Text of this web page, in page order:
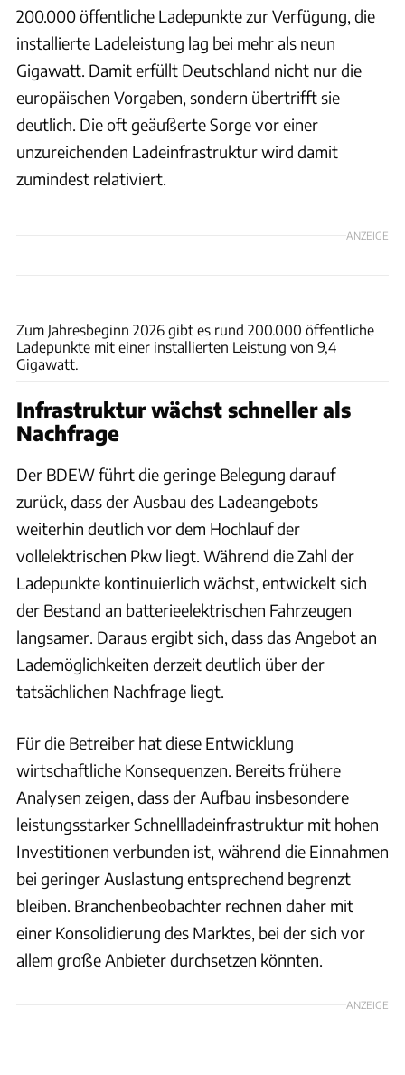
200.000 öffentliche Ladepunkte zur Verfügung, die
installierte Ladeleistung lag bei mehr als neun
Gigawatt. Damit erfüllt Deutschland nicht nur die
europäischen Vorgaben, sondern übertrifft sie
deutlich. Die oft geäußerte Sorge vor einer
unzureichenden Ladeinfrastruktur wird damit
zumindest relativiert.
ANZEIGE
Zum Jahresbeginn 2026 gibt es rund 200.000 öffentliche
Ladepunkte mit einer installierten Leistung von 9,4
Gigawatt.
Infrastruktur wächst schneller als
Nachfrage
Der BDEW führt die geringe Belegung darauf
zurück, dass der Ausbau des Ladeangebots
weiterhin deutlich vor dem Hochlauf der
vollelektrischen Pkw liegt. Während die Zahl der
Ladepunkte kontinuierlich wächst, entwickelt sich
der Bestand an batterieelektrischen Fahrzeugen
langsamer. Daraus ergibt sich, dass das Angebot an
Lademöglichkeiten derzeit deutlich über der
tatsächlichen Nachfrage liegt.
Für die Betreiber hat diese Entwicklung
wirtschaftliche Konsequenzen. Bereits frühere
Analysen zeigen, dass der Aufbau insbesondere
leistungsstarker Schnellladeinfrastruktur mit hohen
Investitionen verbunden ist, während die Einnahmen
bei geringer Auslastung entsprechend begrenzt
bleiben. Branchenbeobachter rechnen daher mit
einer Konsolidierung des Marktes, bei der sich vor
allem große Anbieter durchsetzen könnten.
ANZEIGE